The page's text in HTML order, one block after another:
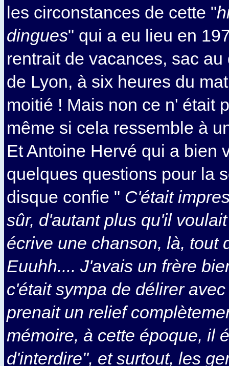
les circonstances de cette "
dingues" qui a eu lieu en
rentrait de vacances, sac
de Lyon, à six heures du
moitié ! Mais non ce n' était
même si cela ressemble à
Et Antoine Hervé qui a bien
quelques questions pour la
disque confie " C'était
sûr, d'autant plus qu'il
écrive une chanson, là, tout
Euuhh.... J'avais un frère
c'était sympa de délirer
prenait un relief
mémoire, à cette époque, il
d'interdire", et surtout, les